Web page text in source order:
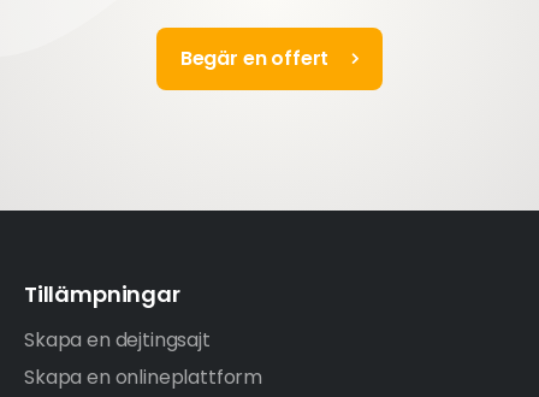
Begär en offert
Tillämpningar
Skapa en dejtingsajt
Skapa en onlineplattform